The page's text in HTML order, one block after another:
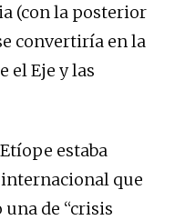
(con la posterior
convertiría en la
el Eje y las
estaba
que
de “crisis